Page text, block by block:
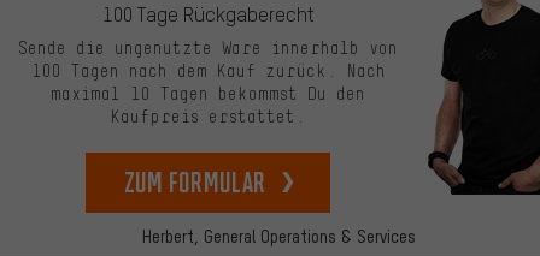
Herbert, General Operations & Services
100 Tage Rückgaberecht
Sende die ungenutzte Ware innerhalb von
100 Tagen nach dem Kauf zurück. Nach
maximal 10 Tagen bekommst Du den
Kaufpreis erstattet.
zum Formular